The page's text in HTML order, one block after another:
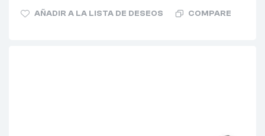
AÑADIR A LA LISTA DE DESEOS COMPARE